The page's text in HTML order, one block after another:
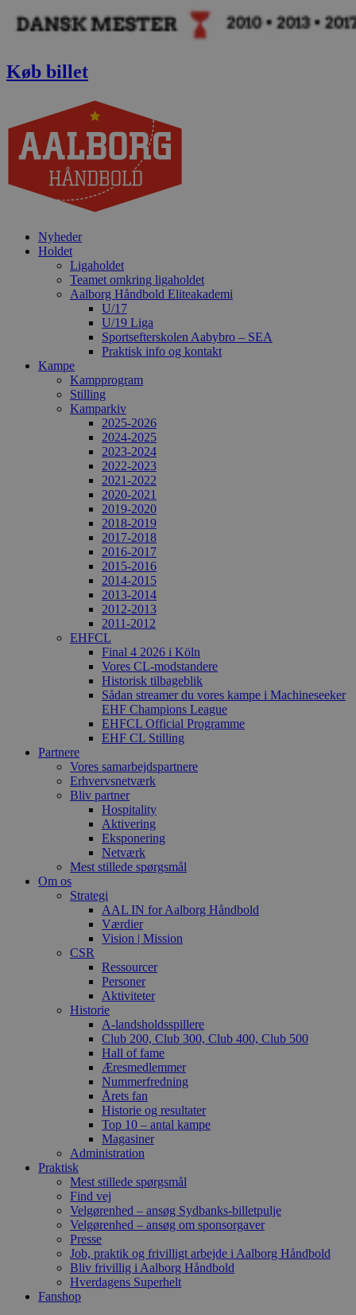
Køb billet
Nyheder
Holdet
Ligaholdet
Teamet omkring ligaholdet
Aalborg Håndbold Eliteakademi
U/17
U/19 Liga
Sportsefterskolen Aabybro – SEA
Praktisk info og kontakt
Kampe
Kampprogram
Stilling
Kamparkiv
2025-2026
2024-2025
2023-2024
2022-2023
2021-2022
2020-2021
2019-2020
2018-2019
2017-2018
2016-2017
2015-2016
2014-2015
2013-2014
2012-2013
2011-2012
EHFCL
Final 4 2026 i Köln
Vores CL-modstandere
Historisk tilbageblik
Sådan streamer du vores kampe i Machineseeker
EHF Champions League
EHFCL Official Programme
EHF CL Stilling
Partnere
Vores samarbejdspartnere
Erhvervsnetværk
Bliv partner
Hospitality
Aktivering
Eksponering
Netværk
Mest stillede spørgsmål
Om os
Strategi
AAL IN for Aalborg Håndbold
Værdier
Vision | Mission
CSR
Ressourcer
Personer
Aktiviteter
Historie
A-landsholdsspillere
Club 200, Club 300, Club 400, Club 500
Hall of fame
Æresmedlemmer
Nummerfredning
Årets fan
Historie og resultater
Top 10 – antal kampe
Magasiner
Administration
Praktisk
Mest stillede spørgsmål
Find vej
Velgørenhed – ansøg Sydbanks-billetpulje
Velgørenhed – ansøg om sponsorgaver
Presse
Job, praktik og frivilligt arbejde i Aalborg Håndbold
Bliv frivillig i Aalborg Håndbold
Hverdagens Superhelt
Fanshop